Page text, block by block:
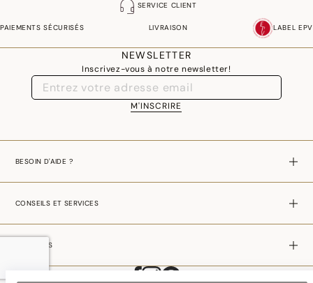
SERVICE CLIENT
PAIEMENTS SÉCURISÉS LIVRAISON LABEL EPV
NEWSLETTER
Inscrivez-vous à notre newsletter!
M'INSCRIRE
BESOIN D'AIDE ?
CONSEILS ET SERVICES
A PROPOS